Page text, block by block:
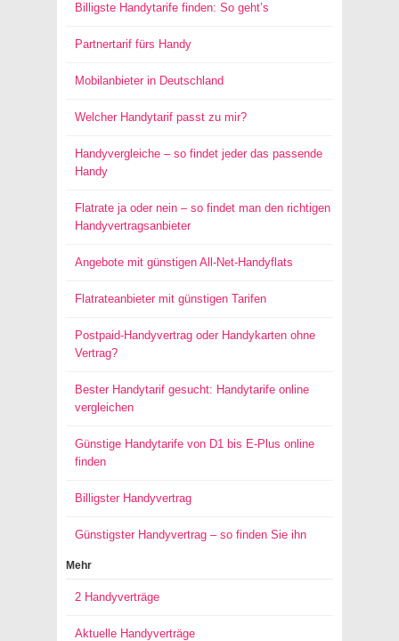
Billigste Handytarife finden: So geht’s
Partnertarif fürs Handy
Mobilanbieter in Deutschland
Welcher Handytarif passt zu mir?
Handyvergleiche – so findet jeder das passende
Handy
Flatrate ja oder nein – so findet man den richtigen
Handyvertragsanbieter
Angebote mit günstigen All-Net-Handyflats
Flatrateanbieter mit günstigen Tarifen
Postpaid-Handyvertrag oder Handykarten ohne
Vertrag?
Bester Handytarif gesucht: Handytarife online
vergleichen
Günstige Handytarife von D1 bis E-Plus online
finden
Billigster Handyvertrag
Günstigster Handyvertrag – so finden Sie ihn
Mehr
2 Handyverträge
Aktuelle Handyverträge